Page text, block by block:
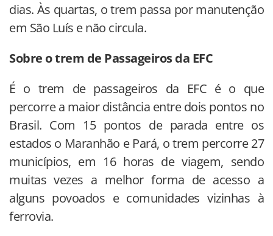
dias. Às quartas, o trem passa por manutenção
em São Luís e não circula.
Sobre o trem de Passageiros da EFC
É o trem de passageiros da EFC é o que
percorre a maior distância entre dois pontos no
Brasil. Com 15 pontos de parada entre os
estados o Maranhão e Pará, o trem percorre 27
municípios, em 16 horas de viagem, sendo
muitas vezes a melhor forma de acesso a
alguns povoados e comunidades vizinhas à
ferrovia.